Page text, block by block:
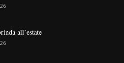
all’estate